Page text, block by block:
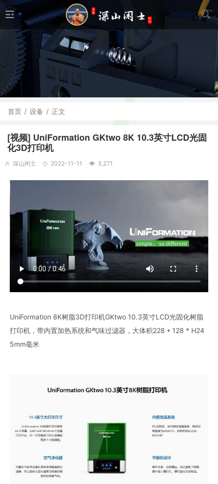
首页 / 设备 / 正文
[视频] UniFormation GKtwo 8K 10.3英寸LCD光固
化3D打印机
深山闲士 2022-11-11 3,271
UniFormation 8K树脂3D打印机GKtwo 10.3英寸LCD光固化树脂
打印机，带内置加热系统和气味过滤器，大体积228 * 128 * H24
5mm毫米